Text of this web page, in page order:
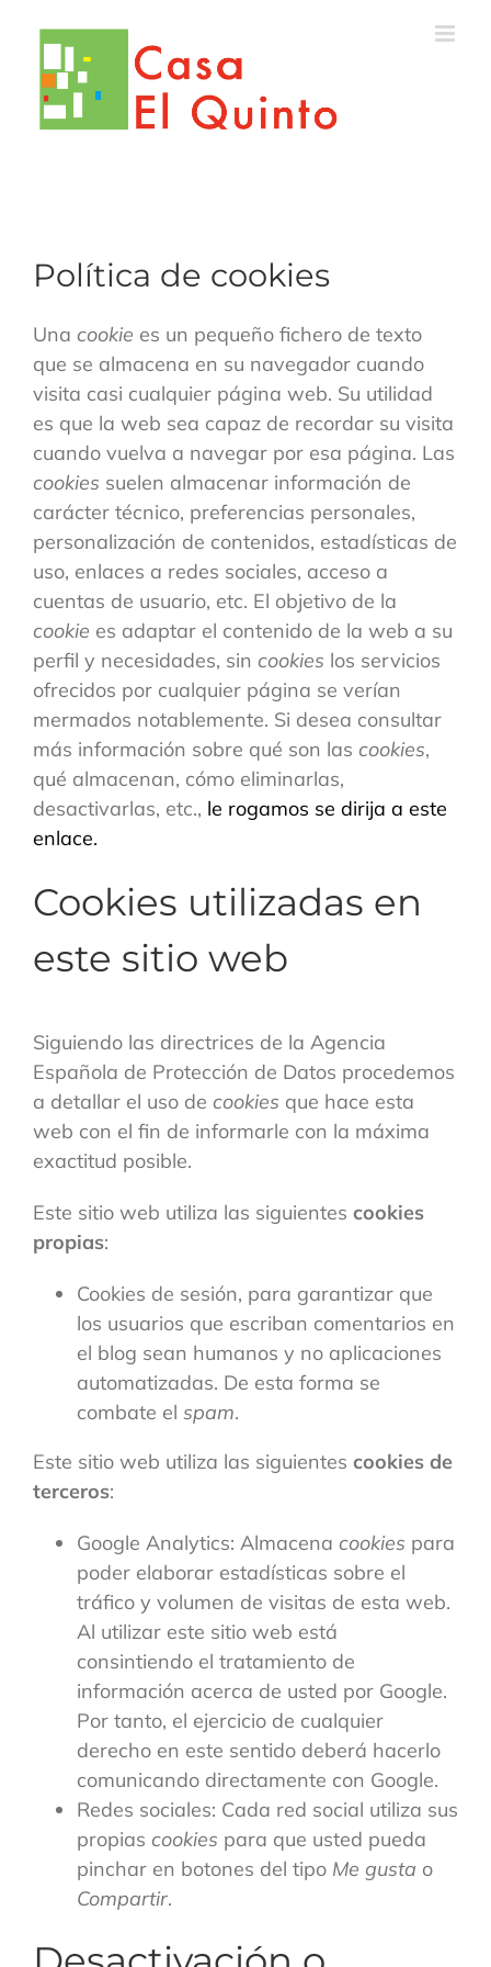
contenido
Política de cookies
Una cookie es un pequeño fichero de texto
que se almacena en su navegador cuando
visita casi cualquier página web. Su utilidad
es que la web sea capaz de recordar su visita
cuando vuelva a navegar por esa página. Las
cookies suelen almacenar información de
carácter técnico, preferencias personales,
personalización de contenidos, estadísticas de
uso, enlaces a redes sociales, acceso a
cuentas de usuario, etc. El objetivo de la
cookie es adaptar el contenido de la web a su
perfil y necesidades, sin cookies los servicios
ofrecidos por cualquier página se verían
mermados notablemente. Si desea consultar
más información sobre qué son las cookies,
qué almacenan, cómo eliminarlas,
desactivarlas, etc., le rogamos se dirija a este
enlace.
Cookies utilizadas en
este sitio web
Siguiendo las directrices de la Agencia
Española de Protección de Datos procedemos
a detallar el uso de cookies que hace esta
web con el fin de informarle con la máxima
exactitud posible.
Este sitio web utiliza las siguientes cookies
propias:
Cookies de sesión, para garantizar que
los usuarios que escriban comentarios en
el blog sean humanos y no aplicaciones
automatizadas. De esta forma se
combate el spam.
Este sitio web utiliza las siguientes cookies de
terceros:
Google Analytics: Almacena cookies para
poder elaborar estadísticas sobre el
tráfico y volumen de visitas de esta web.
Al utilizar este sitio web está
consintiendo el tratamiento de
información acerca de usted por Google.
Por tanto, el ejercicio de cualquier
derecho en este sentido deberá hacerlo
comunicando directamente con Google.
Redes sociales: Cada red social utiliza sus
propias cookies para que usted pueda
pinchar en botones del tipo Me gusta o
Compartir.